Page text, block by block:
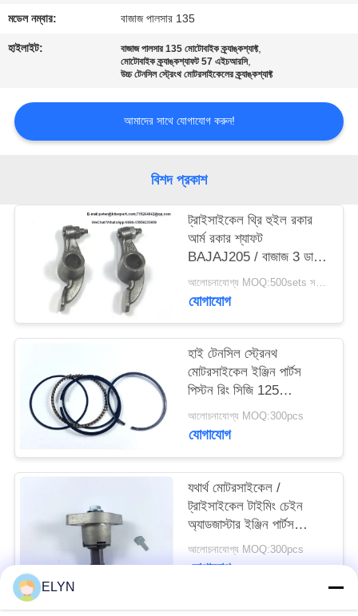
উদ্ধৃতির
জন্য
সাইট
ম্যাপ
POLICY
মডেল নম্বার: বাজাজ পালসার 135
হাইলাইট: বাজাজ পালসার 135 মোটোবাইক ক্র্যাঙ্কশ্যাফ্ট,
মোটোবাইক ক্র্যাঙ্কশ্যাফট 57 এইচআরসি,
উচ্চ টেনসিল স্ট্রেংথ মোটরসাইকেলের ক্র্যাঙ্কশ্যাফ্ট
আমাদের সাথে যোগাযোগ করুন!
বিশদ প্রকাশ
ট্রাইসাইকেল থ্রি হুইল রকার
আর্ম রকার শ্যাফট
BAJAJ205 / বাজাজ 3 ডাব্লু
আলোচনাযোগ্য MOQ:500sets সরানোর জন্য ফিরে
যোগাযোগ
হাই টেনসিল স্ট্রেনথ
মোটরসাইকেল ইঞ্জিন পার্টস
পিস্টন রিং সিজি 125
ডায়া.56.5 মিমি
আলোচনাযোগ্য MOQ:300pcs
যোগাযোগ
যথার্থ মোটরসাইকেল /
ট্রাইসাইকেল টাইমিং চেইন
অ্যাডজাস্টার ইঞ্জিন পার্টস
আলোচনাযোগ্য MOQ:300pcs
যোগাযোগ
ELYN